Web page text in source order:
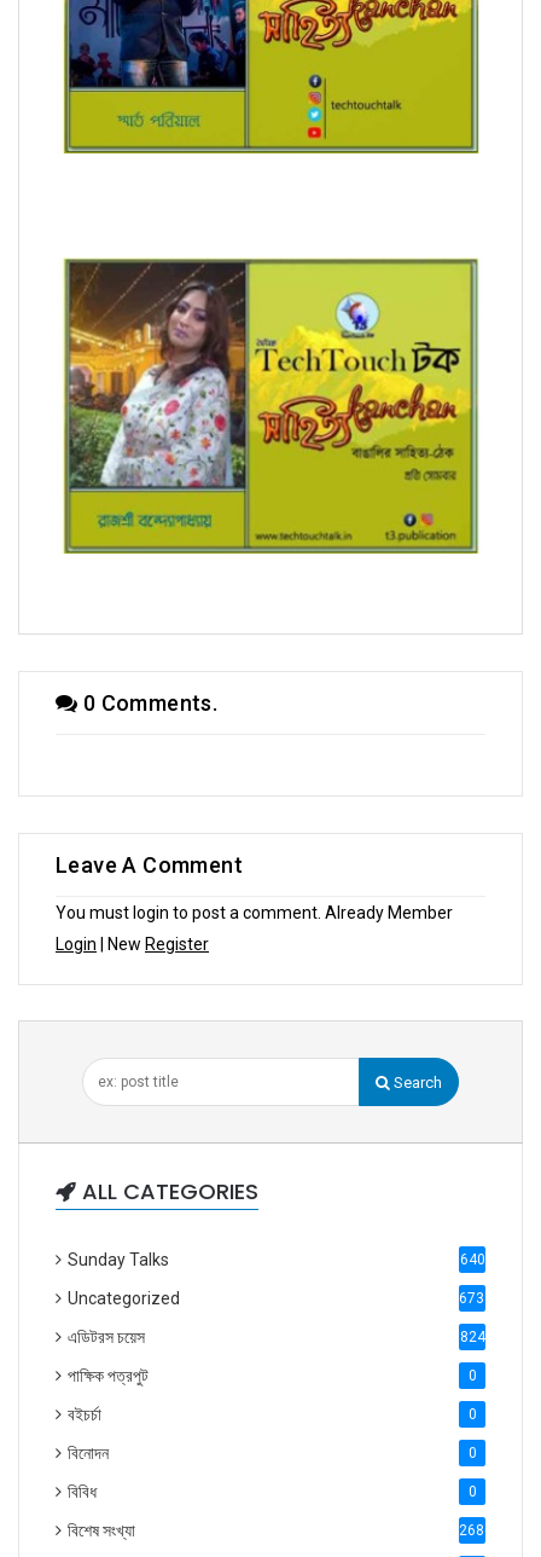
0 Comments.
Leave A Comment
You must login to post a comment. Already Member
Login | New Register
Search
ALL CATEGORIES
Sunday Talks 640
Uncategorized 6738
এডিটরস চয়েস 824
পাক্ষিক পত্রপুট 0
বইচর্চা 0
বিনোদন 0
বিবিধ 0
বিশেষ সংখ্যা 2686